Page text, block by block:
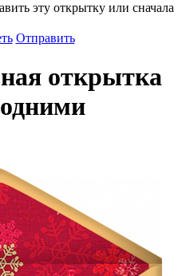
эту открытку или сначала
Отправить
открытка